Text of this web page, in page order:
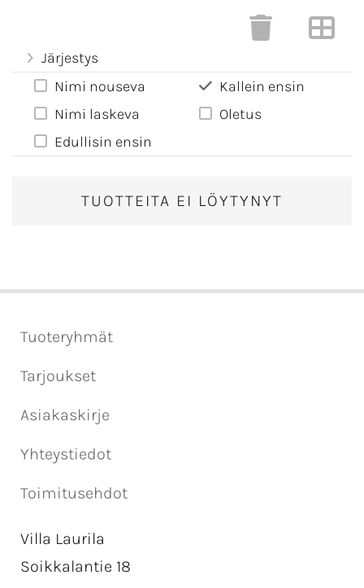
Järjestys
Nimi nouseva
Nimi laskeva
Edullisin ensin
Kallein ensin
Oletus
TUOTTEITA EI LÖYTYNYT
Tuoteryhmät
Tarjoukset
Asiakaskirje
Yhteystiedot
Toimitusehdot
Villa Laurila
Soikkalantie 18